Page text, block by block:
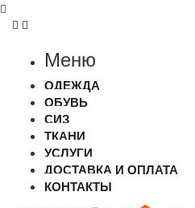
Меню
ОДЕЖДА
ОБУВЬ
СИЗ
ТКАНИ
УСЛУГИ
ДОСТАВКА И ОПЛАТА
КОНТАКТЫ